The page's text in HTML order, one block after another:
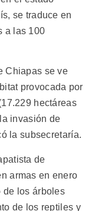
se traduce en
a las 100
Chiapas se ve
provocada por
hectáreas
invasión de
la subsecretaría.
de
armas en enero
de los árboles
de los reptiles y